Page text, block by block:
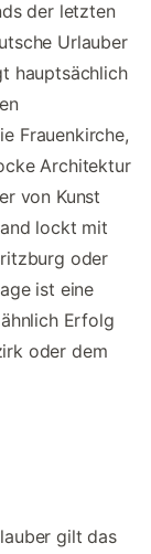
der letzten
Urlauber
hauptsächlich
Frauenkirche,
Architektur
von Kunst
lockt mit
oder
ist eine
Erfolg
oder dem
gilt das